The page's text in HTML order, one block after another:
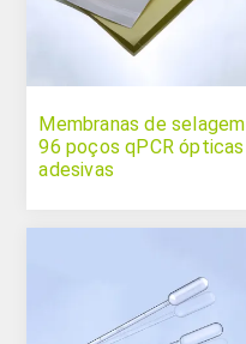
Membranas de selagem
96 poços qPCR ópticas
adesivas